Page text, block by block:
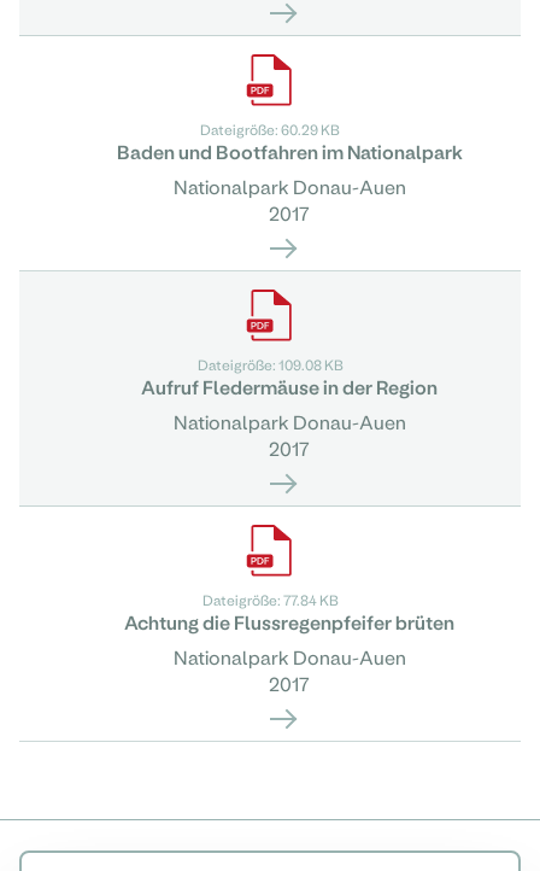
Dateigröße: 60.29 KB
Baden und Bootfahren im Nationalpark
Nationalpark Donau-Auen
2017
Dateigröße: 109.08 KB
Aufruf Fledermäuse in der Region
Nationalpark Donau-Auen
2017
Dateigröße: 77.84 KB
Achtung die Flussregenpfeifer brüten
Nationalpark Donau-Auen
2017